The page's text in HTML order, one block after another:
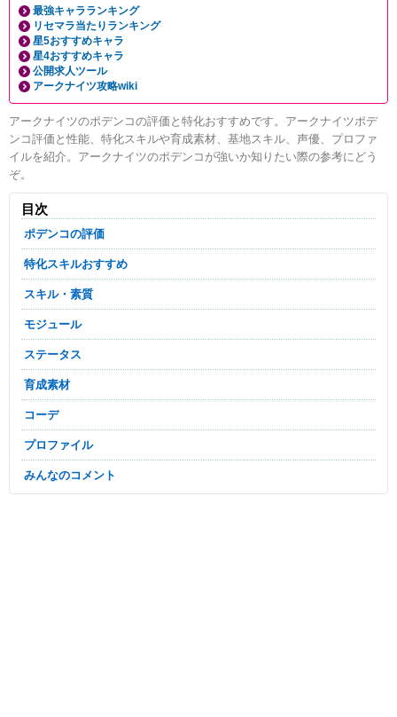
最強キャラランキング
リセマラ当たりランキング
星5おすすめキャラ
星4おすすめキャラ
公開求人ツール
アークナイツ攻略wiki
アークナイツのポデンコの評価と特化おすすめです。アークナイツポデ
ンコ評価と性能、特化スキルや育成素材、基地スキル、声優、プロファ
イルを紹介。アークナイツのポデンコが強いか知りたい際の参考にどう
ぞ。
目次
ポデンコの評価
特化スキルおすすめ
スキル・素質
モジュール
ステータス
育成素材
コーデ
プロファイル
みんなのコメント